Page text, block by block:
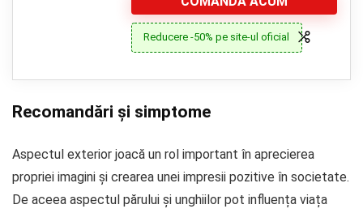
Reducere -50% pe site-ul oficial
Recomandări și simptome
Aspectul exterior joacă un rol important în aprecierea
propriei imagini și crearea unei impresii pozitive în societate.
De aceea aspectul părului și unghiilor pot influența viața